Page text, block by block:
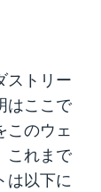
ストリー
はここで
このウェ
これまで
は以下に